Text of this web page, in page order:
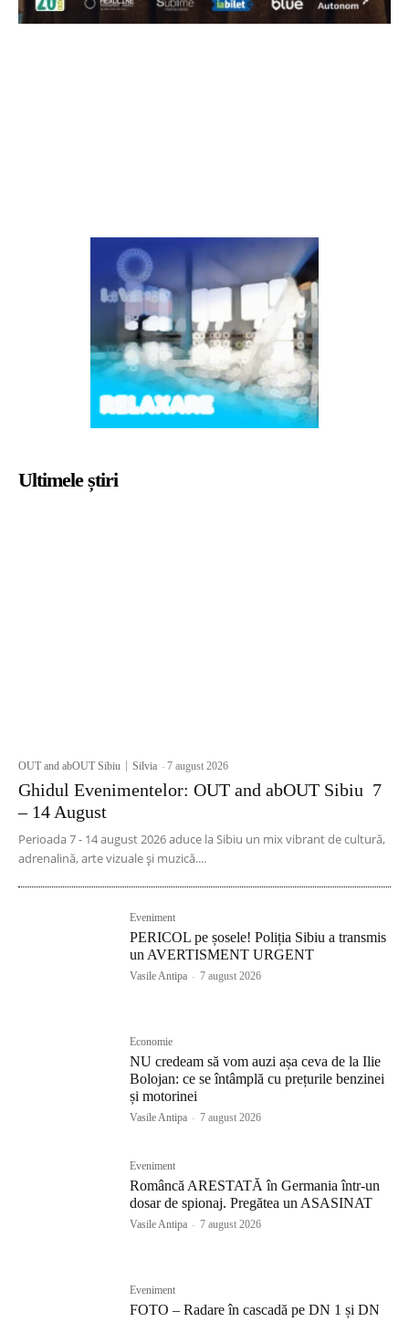
Ultimele știri
OUT and abOUT Sibiu Silvia -7 august 2026
Ghidul Evenimentelor: OUT and abOUT Sibiu 7
– 14 August
Perioada 7 - 14 august 2026 aduce la Sibiu un mix vibrant de cultură,
adrenalină, arte vizuale și muzică....
Eveniment
PERICOL pe șosele! Poliția Sibiu a transmis
un AVERTISMENT URGENT
Vasile Antipa - 7 august 2026
Economie
NU credeam să vom auzi așa ceva de la Ilie
Bolojan: ce se întâmplă cu prețurile benzinei
și motorinei
Vasile Antipa - 7 august 2026
Eveniment
Româncă ARESTATĂ în Germania într-un
dosar de spionaj. Pregătea un ASASINAT
Vasile Antipa - 7 august 2026
Eveniment
FOTO – Radare în cascadă pe DN 1 și DN